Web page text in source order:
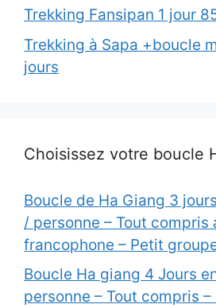
Trekking Fansipan 1 jour
Trekking à Sapa +boucle
jours
Choisissez votre boucle
Boucle de Ha Giang 3
/ personne – Tout compris
francophone – Petit
Boucle Ha giang 4 Jours
personne – Tout compris